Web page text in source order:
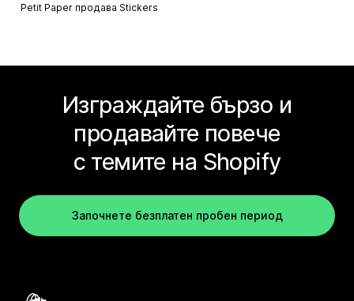
Petit Paper продава Stickers
Изграждайте бързо и
продавайте повече
с темите на Shopify
Започнете безплатен пробен период